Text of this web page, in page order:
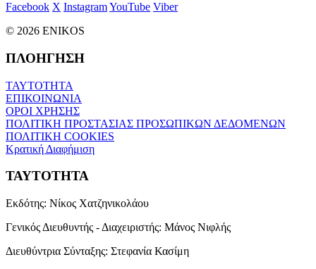
Facebook X InstagramYouTube Viber
© 2026 ENIKOS
ΠΛΟΗΓΗΣΗ
ΤΑΥΤΟΤΗΤΑ
ΕΠΙΚΟΙΝΩΝΙΑ
ΟΡΟΙ ΧΡΗΣΗΣ
ΠΟΛΙΤΙΚΗ ΠΡΟΣΤΑΣΙΑΣ ΠΡΟΣΩΠΙΚΩΝ ΔΕΔΟΜΕΝΩΝ
ΠΟΛΙΤΙΚΗ COOKIES
Κρατική Διαφήμιση
ΤΑΥΤΟΤΗΤΑ
Εκδότης: Νίκος Χατζηνικολάου
Γενικός Διευθυντής - Διαχειριστής: Μάνος Νιφλής
Διευθύντρια Σύνταξης: Στεφανία Κασίμη